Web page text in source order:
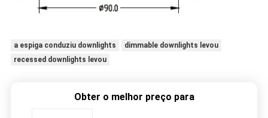
a espiga conduziu downlights
dimmable downlights levou
recessed downlights levou
Obter o melhor preço para